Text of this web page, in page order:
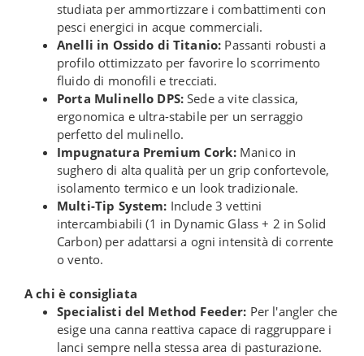
studiata per ammortizzare i combattimenti con
pesci energici in acque commerciali.
Anelli in Ossido di Titanio: Passanti robusti a
profilo ottimizzato per favorire lo scorrimento
fluido di monofili e trecciati.
Porta Mulinello DPS: Sede a vite classica,
ergonomica e ultra-stabile per un serraggio
perfetto del mulinello.
Impugnatura Premium Cork:Manico in
sughero di alta qualità per un grip confortevole,
isolamento termico e un look tradizionale.
Multi-Tip System: Include 3 vettini
intercambiabili (1 in Dynamic Glass + 2 in Solid
Carbon) per adattarsi a ogni intensità di corrente
o vento.
A chi è consigliata
Specialisti del Method Feeder: Per l'angler che
esige una canna reattiva capace di raggruppare i
lanci sempre nella stessa area di pasturazione.